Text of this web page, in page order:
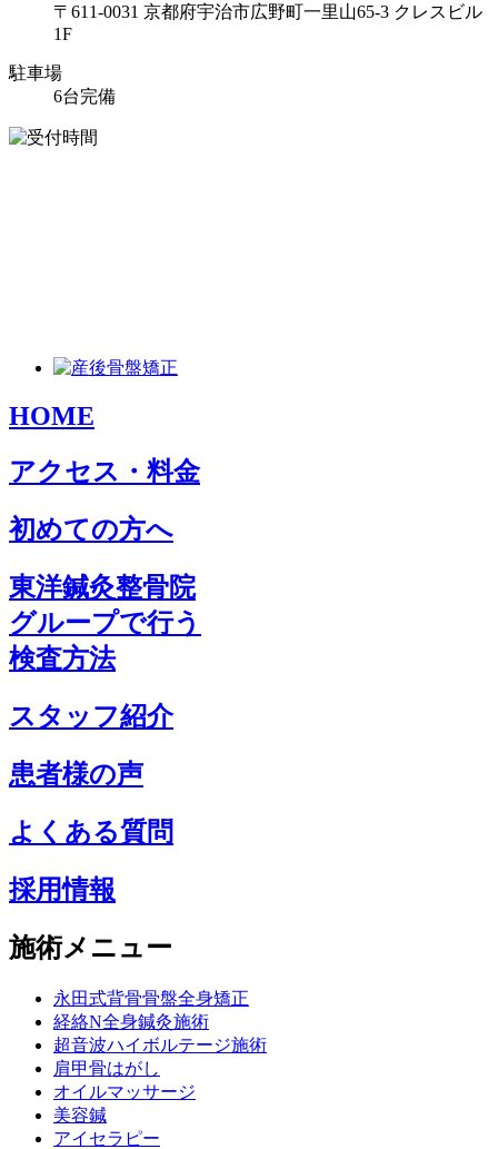
〒611-0031 京都府宇治市広野町一里山65-3 クレスビル
1F
駐車場
6台完備
HOME
アクセス・料金
初めての方へ
東洋鍼灸整骨院
グループで行う
検査方法
スタッフ紹介
患者様の声
よくある質問
採用情報
施術メニュー
永田式背骨骨盤全身矯正
経絡N全身鍼灸施術
超音波ハイボルテージ施術
肩甲骨はがし
オイルマッサージ
美容鍼
アイセラピー